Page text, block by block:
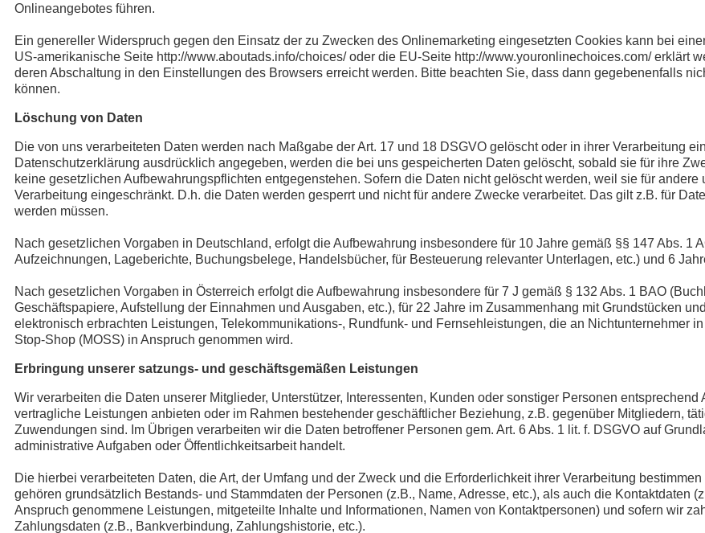
Onlineangebotes führen.
Ein genereller Widerspruch gegen den Einsatz der zu Zwecken des Onlinemarketing eingesetzten Cookies kann bei
US-amerikanische Seite http://www.aboutads.info/choices/oder die EU-Seite http://www.youronlinechoices.com/erklärt
deren Abschaltung in den Einstellungen des Browsers erreicht werden. Bitte beachten Sie, dass dann gegebenenfalls
können.
Löschung von Daten
Die von uns verarbeiteten Daten werden nach Maßgabe der Art. 17 und 18 DSGVO gelöscht oder in ihrer Verarbeitung
Datenschutzerklärung ausdrücklich angegeben, werden die bei uns gespeicherten Daten gelöscht, sobald sie für ihre
keine gesetzlichen Aufbewahrungspflichten entgegenstehen. Sofern die Daten nicht gelöscht werden, weil sie für
Verarbeitung eingeschränkt. D.h. die Daten werden gesperrt und nicht für andere Zwecke verarbeitet. Das gilt z.B. für
werden müssen.
Nach gesetzlichen Vorgaben in Deutschland, erfolgt die Aufbewahrung insbesondere für 10 Jahre gemäß §§ 147 Abs. 1
Aufzeichnungen, Lageberichte, Buchungsbelege, Handelsbücher, für Besteuerung relevanter Unterlagen, etc.) und 6
Nach gesetzlichen Vorgaben in Österreich erfolgt die Aufbewahrung insbesondere für 7 J gemäß § 132 Abs. 1 BAO
Geschäftspapiere, Aufstellung der Einnahmen und Ausgaben, etc.), für 22 Jahre im Zusammenhang mit Grundstücken
elektronisch erbrachten Leistungen, Telekommunikations-, Rundfunk- und Fernsehleistungen, die an Nichtunternehmer
Stop-Shop (MOSS) in Anspruch genommen wird.
Erbringung unserer satzungs- und geschäftsgemäßen Leistungen
Wir verarbeiten die Daten unserer Mitglieder, Unterstützer, Interessenten, Kunden oder sonstiger Personen
vertragliche Leistungen anbieten oder im Rahmen bestehender geschäftlicher Beziehung, z.B. gegenüber Mitgliedern,
Zuwendungen sind. Im Übrigen verarbeiten wir die Daten betroffener Personen gem. Art. 6 Abs. 1 lit. f. DSGVO auf
administrative Aufgaben oder Öffentlichkeitsarbeit handelt.
Die hierbei verarbeiteten Daten, die Art, der Umfang und der Zweck und die Erforderlichkeit ihrer Verarbeitung
gehören grundsätzlich Bestands- und Stammdaten der Personen (z.B., Name, Adresse, etc.), als auch die Kontaktdaten
Anspruch genommene Leistungen, mitgeteilte Inhalte und Informationen, Namen von Kontaktpersonen) und sofern wir
Zahlungsdaten (z.B., Bankverbindung, Zahlungshistorie, etc.).